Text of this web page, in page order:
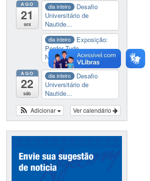
AGO
21
sex
dia inteiro
Desafio
Universitário de
Nautide...
dia inteiro
Exposição:
Perder Tudo.
Novament...
AGO
22
sáb
dia inteiro
Desafio
Universitário de
Nautide...
Ver calendário
Adicionar